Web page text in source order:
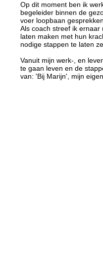
Op dit moment ben ik
begeleider binnen de
voer loopbaan
Als coach streef ik
laten maken met hun
nodige stappen te laten
Vanuit mijn werk-, en
te gaan leven en de
van: 'Bij Marijn', mijn